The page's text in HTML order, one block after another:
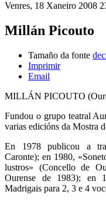
Venres, 18 Xaneiro 2008
Millán Picouto
Tamaño da fonte
Imprimir
Email
MILLÁN PICOUTO
Fundou o grupo teatral
varias edicións da Mostra
En 1978 publicou a
Caronte); en 1980,
lustros» (Concello de
Ourense de 1983); en
Madrigais para 2, 3 e 4